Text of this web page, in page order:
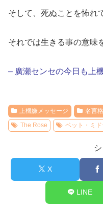
そして、死ぬことを怖れ
それでは生きる事の意味
– 廣瀬センセの今日も上
上機嫌メッセージ 名言
The Rose
ベット・ミド
X
LINE